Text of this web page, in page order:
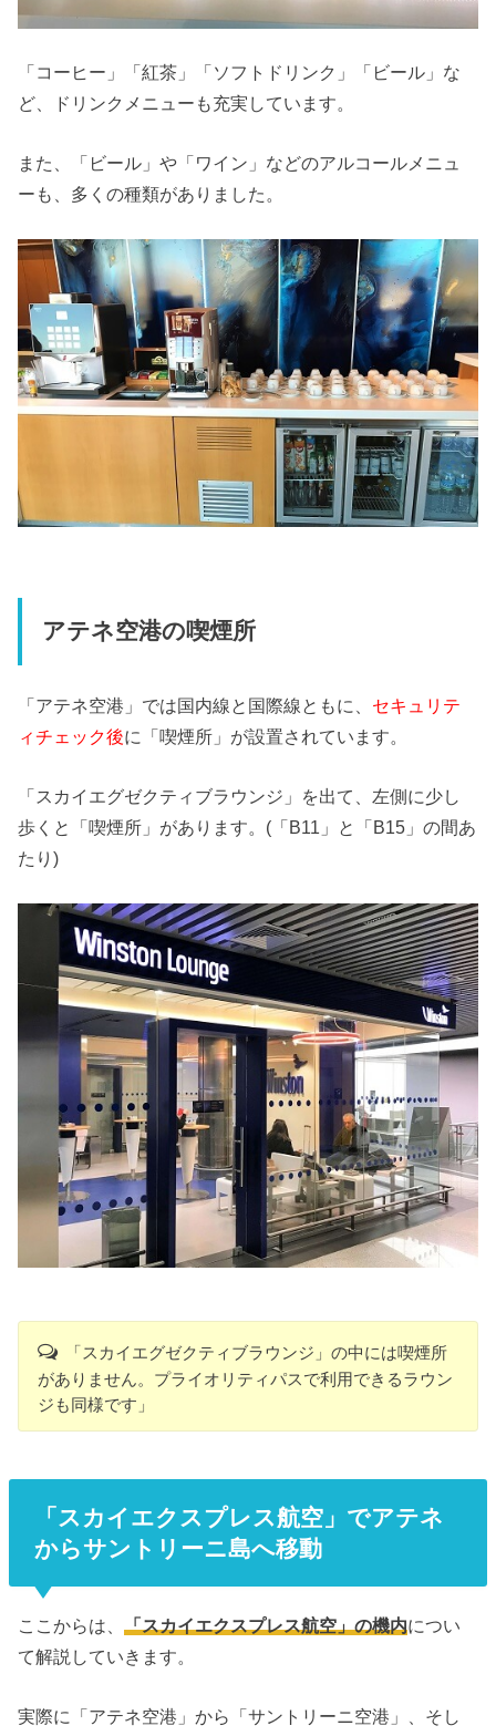
「コーヒー」「紅茶」「ソフトドリンク」「ビール」な
ど、ドリンクメニューも充実しています。
また、「ビール」や「ワイン」などのアルコールメニュ
ーも、多くの種類がありました。
アテネ空港の喫煙所
「アテネ空港」では国内線と国際線ともに、 セキュリテ
ィチェック後に「喫煙所」が設置されています。
「スカイエグゼクティブラウンジ」を出て、左側に少し
歩くと「喫煙所」があります。(「B11」と「B15」の間あ
たり)
「スカイエグゼクティブラウンジ」の中には喫煙所
がありません。プライオリティパスで利用できるラウン
ジも同様です」
「スカイエクスプレス航空」でアテネ
からサントリーニ島へ移動
ここからは、「スカイエクスプレス航空」の機内につい
て解説していきます。
実際に「アテネ空港」から「サントリーニ空港」、そし